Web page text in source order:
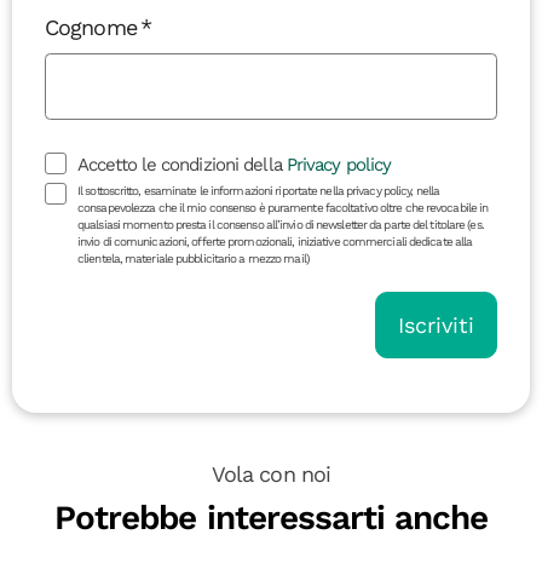
Cognome
Accetto le condizioni della Privacy policy
Il sottoscritto, esaminate le informazioni riportate nella privacy policy, nella
consapevolezza che il mio consenso è puramente facoltativo oltre che revocabile in
qualsiasi momento presta il consenso all’invio di newsletter da parte del titolare (es.
invio di comunicazioni, offerte promozionali, iniziative commerciali dedicate alla
clientela, materiale pubblicitario a mezzo mail)
Iscriviti
Vola con noi
Potrebbe interessarti anche